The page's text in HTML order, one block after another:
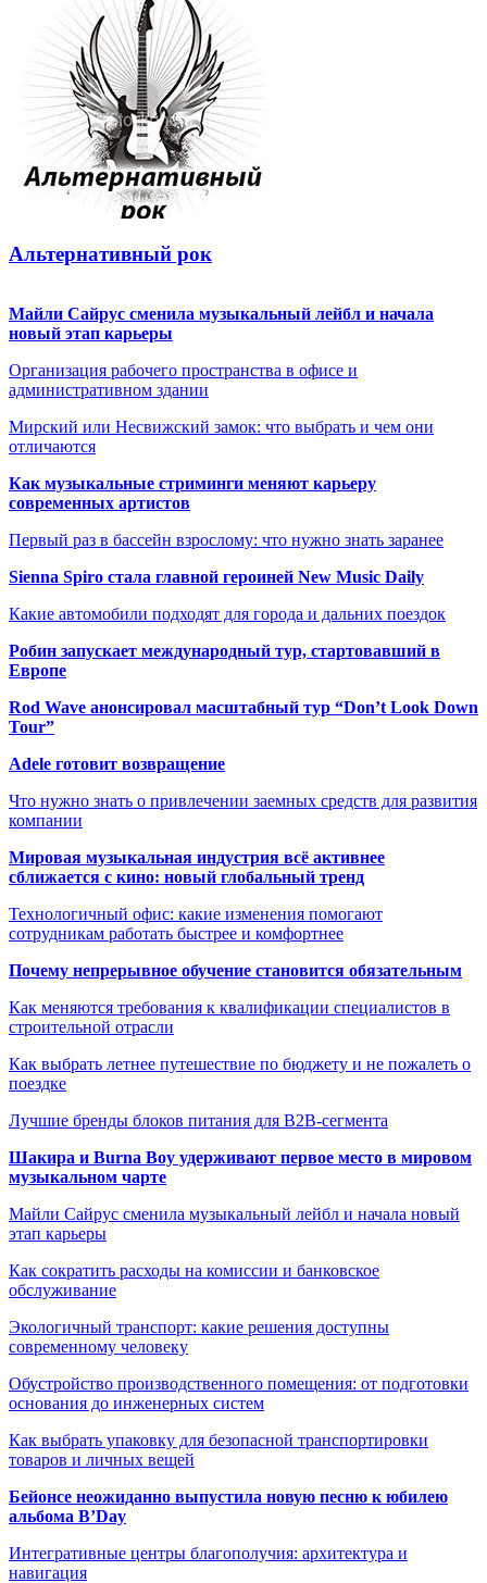
Альтернативный рок
Майли Сайрус сменила музыкальный лейбл и начала
новый этап карьеры
Организация рабочего пространства в офисе и
административном здании
Мирский или Несвижский замок: что выбрать и чем они
отличаются
Как музыкальные стриминги меняют карьеру
современных артистов
Первый раз в бассейн взрослому: что нужно знать заранее
Sienna Spiro стала главной героиней New Music Daily
Какие автомобили подходят для города и дальних поездок
Робин запускает международный тур, стартовавший в
Европе
Rod Wave анонсировал масштабный тур “Don’t Look Down
Tour”
Adele готовит возвращение
Что нужно знать о привлечении заемных средств для развития
компании
Мировая музыкальная индустрия всё активнее
сближается с кино: новый глобальный тренд
Технологичный офис: какие изменения помогают
сотрудникам работать быстрее и комфортнее
Почему непрерывное обучение становится обязательным
Как меняются требования к квалификации специалистов в
строительной отрасли
Как выбрать летнее путешествие по бюджету и не пожалеть о
поездке
Лучшие бренды блоков питания для B2B-сегмента
Шакира и Burna Boy удерживают первое место в мировом
музыкальном чарте
Майли Сайрус сменила музыкальный лейбл и начала новый
этап карьеры
Как сократить расходы на комиссии и банковское
обслуживание
Экологичный транспорт: какие решения доступны
современному человеку
Обустройство производственного помещения: от подготовки
основания до инженерных систем
Как выбрать упаковку для безопасной транспортировки
товаров и личных вещей
Бейонсе неожиданно выпустила новую песню к юбилею
альбома B’Day
Интегративные центры благополучия: архитектура и
навигация